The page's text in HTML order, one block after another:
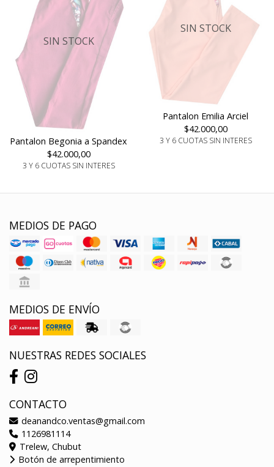
SIN STOCK
Pantalon Begonia a Spandex
$42.000,00
3 Y 6 CUOTAS SIN INTERES
SIN STOCK
Pantalon Emilia Arciel
$42.000,00
3 Y 6 CUOTAS SIN INTERES
MEDIOS DE PAGO
MEDIOS DE ENVÍO
NUESTRAS REDES SOCIALES
CONTACTO
deanandco.ventas@gmail.com
1126981114
Trelew, Chubut
Botón de arrepentimiento